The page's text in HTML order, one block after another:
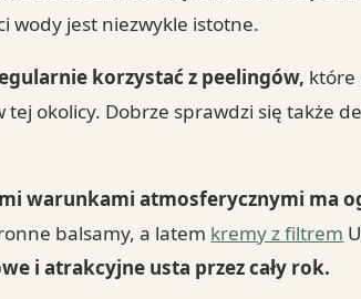
wody jest niezwykle istotne.
korzystać z peelingów, które
okolicy. Dobrze sprawdzi się także
warunkami atmosferycznymi ma
balsamy, a latem kremy z filtrem
i atrakcyjne usta przez cały rok.